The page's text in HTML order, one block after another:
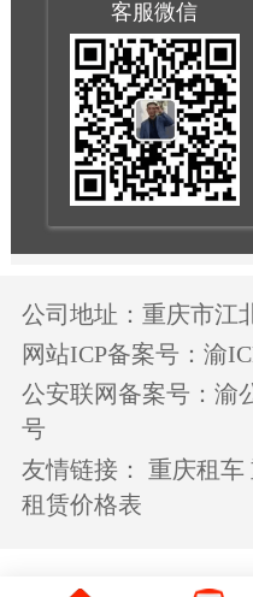
客服微信
公司地址：重庆市江
网站ICP备案号：渝
公安联网备案号：渝
号
友情链接：
重庆租车
租赁价格表